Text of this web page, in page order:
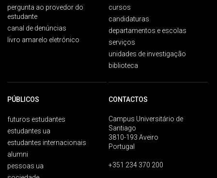
pergunta ao provedor do
estudante
canal de denúncias
livro amarelo eletrónico
cursos
candidaturas
departamentos e escolas
serviços
unidades de investigação
biblioteca
PÚBLICOS
futuros estudantes
estudantes ua
estudantes internacionais
alumni
pessoas ua
CONTACTOS
Campus Universitário de
Santiago
3810-193 Aveiro
Portugal
+351 234 370 200